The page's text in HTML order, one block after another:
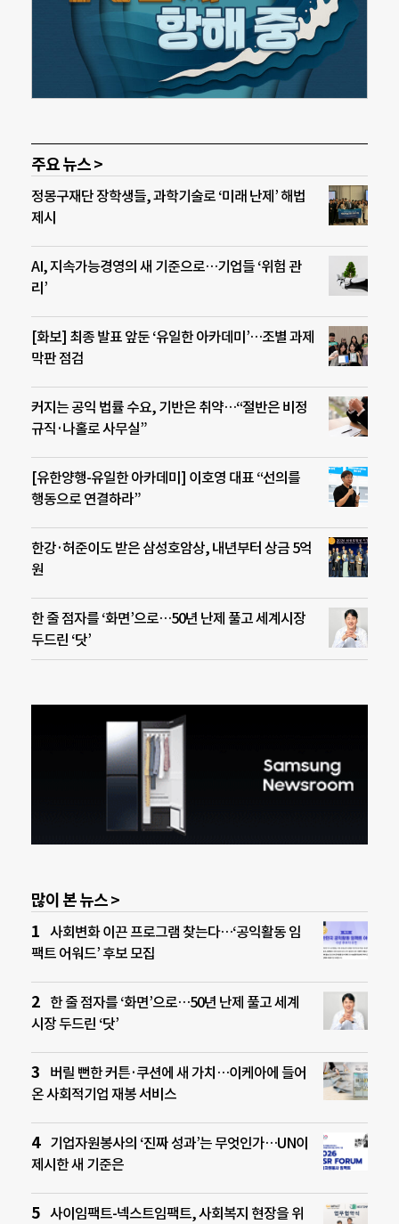
주요 뉴스 >
정몽구재단 장학생들, 과학기술로 ‘미래 난제’ 해법
제시
AI, 지속가능경영의 새 기준으로…기업들 ‘위험 관
리’
[화보] 최종 발표 앞둔 ‘유일한 아카데미’…조별 과제
막판 점검
커지는 공익 법률 수요, 기반은 취약…“절반은 비정
규직·나홀로 사무실”
[유한양행-유일한 아카데미] 이호영 대표 “선의를
행동으로 연결하라”
한강·허준이도 받은 삼성호암상, 내년부터 상금 5억
원
한 줄 점자를 ‘화면’으로…50년 난제 풀고 세계시장
두드린 ‘닷’
많이 본 뉴스 >
사회변화 이끈 프로그램 찾는다…‘공익활동 임
팩트 어워드’ 후보 모집
한 줄 점자를 ‘화면’으로…50년 난제 풀고 세계
시장 두드린 ‘닷’
버릴 뻔한 커튼·쿠션에 새 가치…이케아에 들어
온 사회적기업 재봉 서비스
기업자원봉사의 ‘진짜 성과’는 무엇인가…UN이
제시한 새 기준은
사이임팩트-넥스트임팩트, 사회복지 현장을 위